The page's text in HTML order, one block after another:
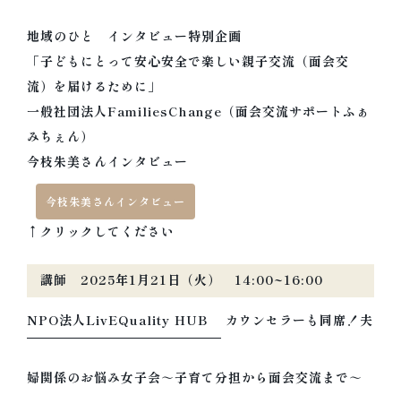
地域のひと インタビュー特別企画
「子どもにとって安心安全で楽しい親子交流（面会交
流）を届けるために」
一般社団法人FamiliesChange（面会交流サポートふぁ
みちぇん）
今枝朱美さんインタビュー
今枝朱美さんインタビュー
↑クリックしてください
講師 2025年1月21日（火） 14:00~16:00
NPO法人LivEQuality HUB カウンセラーも同席！夫
婦関係のお悩み女子会～子育て分担から面会交流まで～